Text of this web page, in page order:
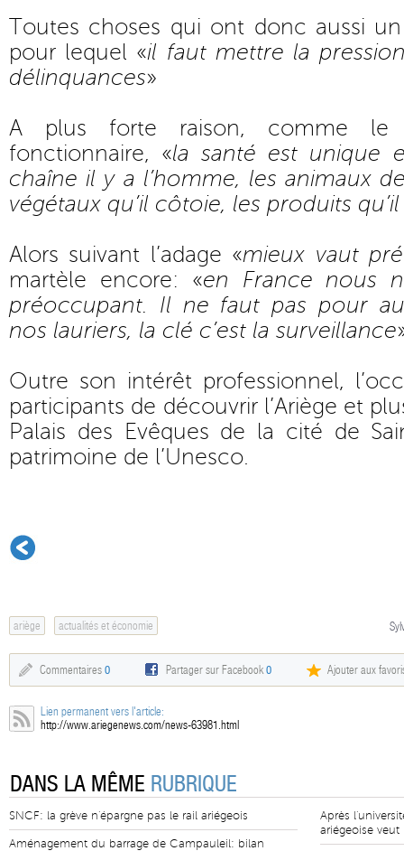
Toutes choses qui ont donc aussi
pour lequel «il faut mettre la
délinquances»
A plus forte raison, comme le
fonctionnaire, «la santé est unique
chaîne il y a l’homme, les animaux
végétaux qu’il côtoie, les produits
Alors suivant l’adage «mieux vaut
martèle encore: «en France nous
préoccupant. Il ne faut pas pour
nos lauriers, la clé c’est la surveillance
Outre son intérêt professionnel,
participants de découvrir l’Ariège et
Palais des Evêques de la cité de
patrimoine de l’Unesco.
ariège actualités et économie
Commentaires 0 Partager sur Facebook0 Ajouter aux
Lien permanent vers l'article:
http://www.ariegenews.com/news-63981.html
DANS LA MÊME RUBRIQUE
SNCF: la grève n'épargne pas le rail ariégeois
Aménagement du barrage de Campauleil: bilan
Après
ariégeoise